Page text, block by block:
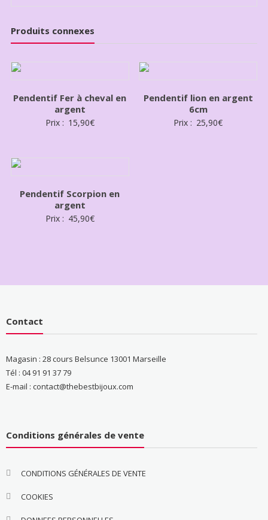
Produits connexes
Pendentif Fer à cheval en
argent
Prix : 15,90€
Pendentif lion en argent
6cm
Prix : 25,90€
Pendentif Scorpion en
argent
Prix : 45,90€
Contact
Magasin : 28 cours Belsunce 13001 Marseille
Tél : 04 91 91 37 79
E-mail : contact@thebestbijoux.com
Conditions générales de vente
CONDITIONS GÉNÉRALES DE VENTE
COOKIES